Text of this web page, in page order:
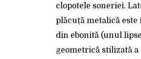
clopotele soneriei.
plăcuță metalică
din ebonită (unul
geometrică stilizată